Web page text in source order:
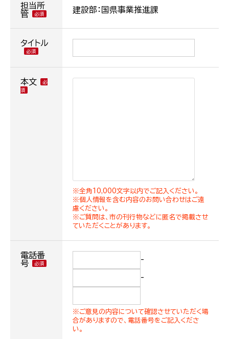
担当所
管
建設部：国県事業推進課
タイトル
本文
※全角10,000文字以内でご記入ください。
※個人情報を含む内容のお問い合わせはご遠
慮ください。
※ご質問は、市の刊行物などに匿名で掲載させ
ていただくことがあります。
電話番
号
-
-
※ご意見の内容について確認させていただく場
合がありますので、電話番号をご記入くださ
い。